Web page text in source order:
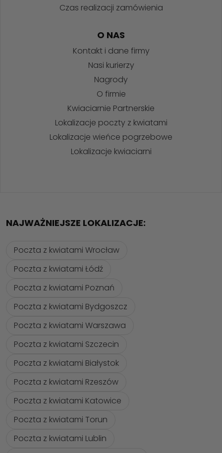
Czas realizacji zamówienia
O NAS
Kontakt i dane firmy
Nasi kurierzy
Nagrody
O firmie
Kwiaciarnie Partnerskie
Lokalizacje poczty z kwiatami
Lokalizacje wieńce pogrzebowe
Lokalizacje kwiaciarni
NAJWAŻNIEJSZE LOKALIZACJE:
Poczta z kwiatami Wrocław
Poczta z kwiatami Łódź
Poczta z kwiatami Poznań
Poczta z kwiatami Bydgoszcz
Poczta z kwiatami Warszawa
Poczta z kwiatami Szczecin
Poczta z kwiatami Białystok
Poczta z kwiatami Rzeszów
Poczta z kwiatami Katowice
Poczta z kwiatami Torun
Poczta z kwiatami Lublin